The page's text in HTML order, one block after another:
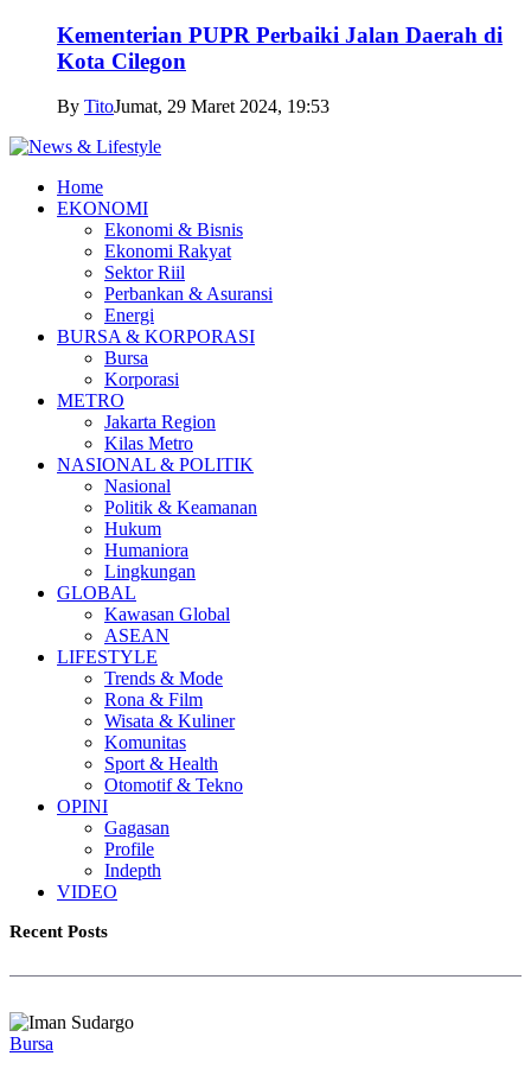
Kementerian PUPR Perbaiki Jalan Daerah di
Kota Cilegon
By TitoJumat, 29 Maret 2024, 19:53
Home
EKONOMI
Ekonomi & Bisnis
Ekonomi Rakyat
Sektor Riil
Perbankan & Asuransi
Energi
BURSA & KORPORASI
Bursa
Korporasi
METRO
Jakarta Region
Kilas Metro
NASIONAL & POLITIK
Nasional
Politik & Keamanan
Hukum
Humaniora
Lingkungan
GLOBAL
Kawasan Global
ASEAN
LIFESTYLE
Trends & Mode
Rona & Film
Wisata & Kuliner
Komunitas
Sport & Health
Otomotif & Tekno
OPINI
Gagasan
Profile
Indepth
VIDEO
Recent Posts
Bursa